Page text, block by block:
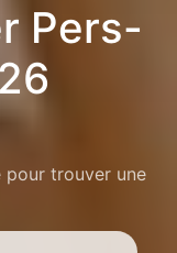
Pers-
pour trouver une